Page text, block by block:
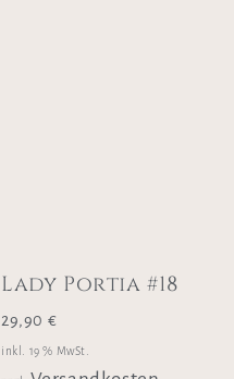
Lady Portia #18
29,90 €
inkl. 19 % MwSt.